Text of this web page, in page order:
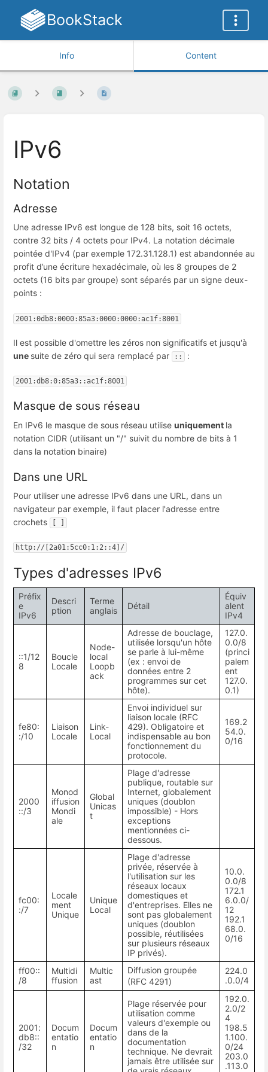
BookStack
Info Content
IPv6
Notation
Adresse
Une adresse IPv6 est longue de 128 bits, soit 16 octets,
contre 32 bits / 4 octets pour IPv4. La notation décimale
pointée d'IPv4 (par exemple 172.31.128.1) est abandonnée au
profit d’une écriture hexadécimale, où les 8 groupes de 2
octets (16 bits par groupe) sont séparés par un signe deux-
points :
2001:0db8:0000:85a3:0000:0000:ac1f:8001
Il est possible d'omettre les zéros non significatifs et jusqu'à
une suite de zéro qui sera remplacé par :: :
2001:db8:0:85a3::ac1f:8001
Masque de sous réseau
En IPv6 le masque de sous réseau utilise uniquement la
notation CIDR (utilisant un "/" suivit du nombre de bits à 1
dans la notation binaire)
Dans une URL
Pour utiliser une adresse IPv6 dans une URL, dans un
navigateur par exemple, il faut placer l'adresse entre
crochets
[ ]
http://[2a01:5cc0:1:2::4]/
Types d'adresses IPv6
Préfix
e
IPv6
Descri
ption
Terme
anglais
Détail
Équiv
alent
IPv4
::1/12
8
Boucle
Locale
Node-
local
Loopb
ack
Adresse de bouclage,
utilisée lorsqu'un hôte
se parle à lui-même
(ex : envoi de
données entre 2
programmes sur cet
hôte).
127.0.
0.0/8
(princi
palem
ent
127.0.
0.1)
fe80:
:/10
Liaison
Locale
Link-
Local
Envoi individuel sur
liaison locale (RFC
429). Obligatoire et
indispensable au bon
fonctionnement du
protocole.
169.2
54.0.
0/16
2000
::/3
Monod
iffusion
Mondi
ale
Global
Unicas
t
Plage d'adresse
publique, routable sur
Internet, globalement
uniques (doublon
impossible) - Hors
exceptions
mentionnées ci-
dessous.
fc00:
:/7
Locale
ment
Unique
Unique
Local
Plage d'adresse
privée, réservée à
l'utilisation sur les
réseaux locaux
domestiques et
d'entreprises. Elles ne
sont pas globalement
uniques (doublon
possible, réutilisées
sur plusieurs réseaux
IP privés).
10.0.
0.0/8
172.1
6.0.0/
12
192.1
68.0.
0/16
ff00::
/8
Multidi
ffusion
Multic
ast
Diffusion groupée
(RFC 4291)
224.0
.0.0/4
2001:
db8::
/32
Docum
entatio
n
Docum
entatio
n
Plage réservée pour
utilisation comme
valeurs d'exemple ou
dans de la
documentation
technique. Ne devrait
jamais être utilisée sur
192.0.
2.0/2
4
198.5
1.100.
0/24
203.0
.113.0